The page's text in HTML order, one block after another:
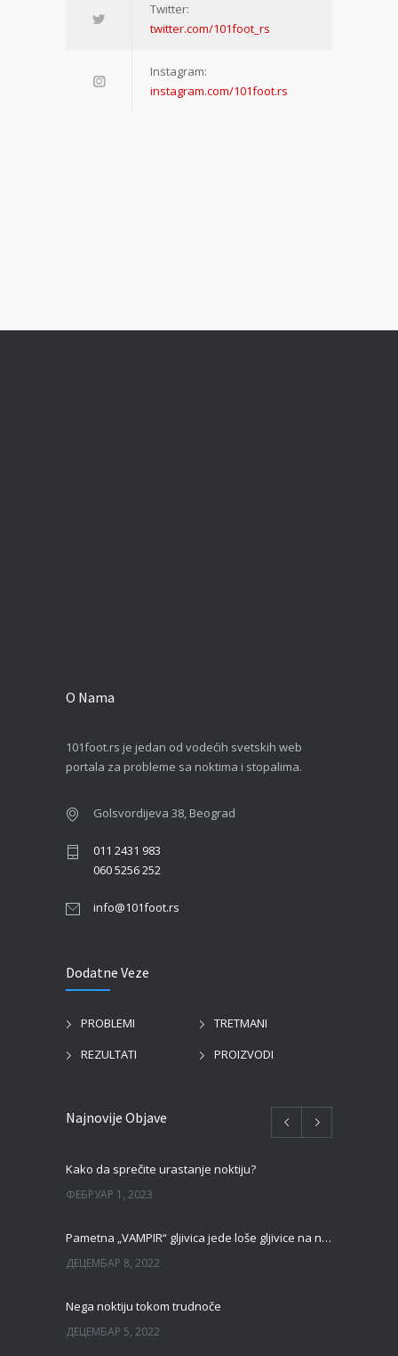
Twitter:
twitter.com/101foot_rs
Instagram:
instagram.com/101foot.rs
O Nama
101foot.rs je jedan od vodećih svetskih web
portala za probleme sa noktima i stopalima.
Golsvordijeva 38, Beograd
011 2431 983
060 5256 252
info@101foot.rs
Dodatne Veze
PROBLEMI
TRETMANI
REZULTATI
PROIZVODI
Najnovije Objave
Kako da sprečite urastanje noktiju?
ФЕБРУАР 1, 2023
Pametna „VAMPIR“ gljivica jede loše gljivice na noktima!
ДЕЦЕМБАР 8, 2022
Nega noktiju tokom trudnoče
ДЕЦЕМБАР 5, 2022